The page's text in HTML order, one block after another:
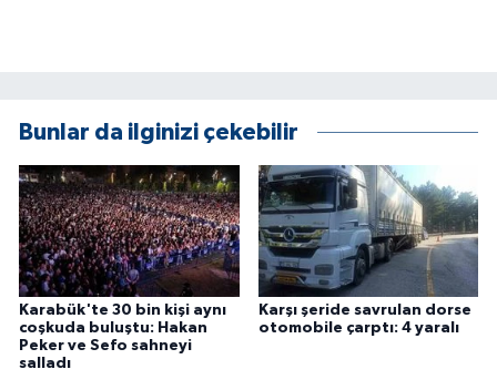
Bunlar da ilginizi çekebilir
Karabük'te 30 bin kişi aynı
coşkuda buluştu: Hakan
Peker ve Sefo sahneyi
salladı
Karşı şeride savrulan dorse
otomobile çarptı: 4 yaralı